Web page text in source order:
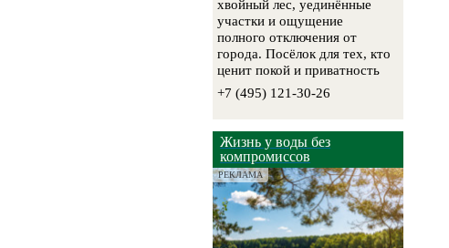
хвойный лес, уединённые
участки и ощущение
полного отключения от
города. Посёлок для тех, кто
ценит покой и приватность
+7 (495) 121-30-26
Жизнь у воды без
компромиссов
РЕКЛАМА